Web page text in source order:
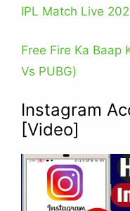
IPL Match Live
Free Fire Ka Baap
Vs PUBG)
Instagram
[Video]